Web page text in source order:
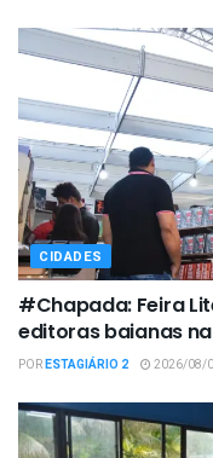
CIDADES
#Chapada: Feira
editoras baianas
PORESTAGIÁRIO 2 2026/08/